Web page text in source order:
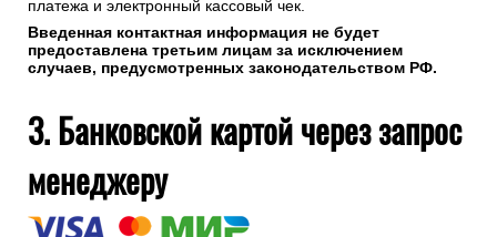
платежа и электронный кассовый чек.
Введенная контактная информация не будет
предоставлена третьим лицам за исключением
случаев, предусмотренных законодательством РФ.
3. Банковской картой через запрос
менеджеру